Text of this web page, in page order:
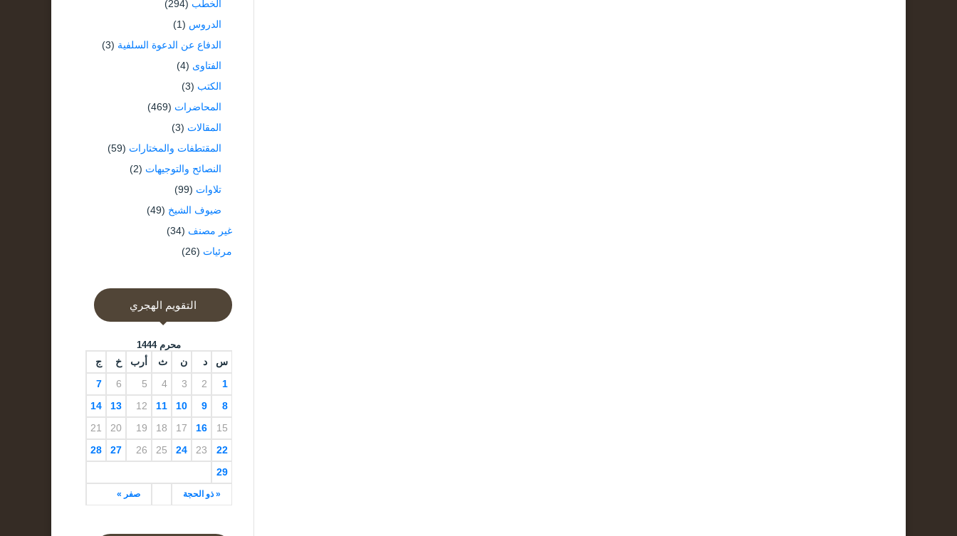
الخطب (294)
الدروس (1)
الدفاع عن الدعوة السلفية (3)
الفتاوى (4)
الكتب (3)
المحاضرات (469)
المقالات (3)
المقتطفات والمختارات (59)
النصائح والتوجيهات (2)
تلاوات (99)
ضيوف الشيخ (49)
غير مصنف (34)
مرئيات (26)
التقويم الهجري
محرم 1444
س د ن ث أرب خ ج
« ذو الحجة صفر »
1
2
3
4
5
6
7
8
9
10
11
12
13
14
15
16
17
18
19
20
21
22
23
24
25
26
27
28
29